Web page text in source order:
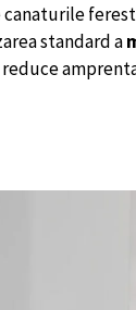
standard a